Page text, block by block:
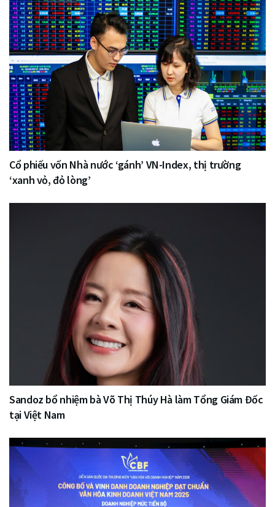
Cổ phiếu vốn Nhà nước ‘gánh’ VN-Index, thị trường
‘xanh vỏ, đỏ lòng’
Sandoz bổ nhiệm bà Võ Thị Thúy Hà làm Tổng Giám Đốc
tại Việt Nam